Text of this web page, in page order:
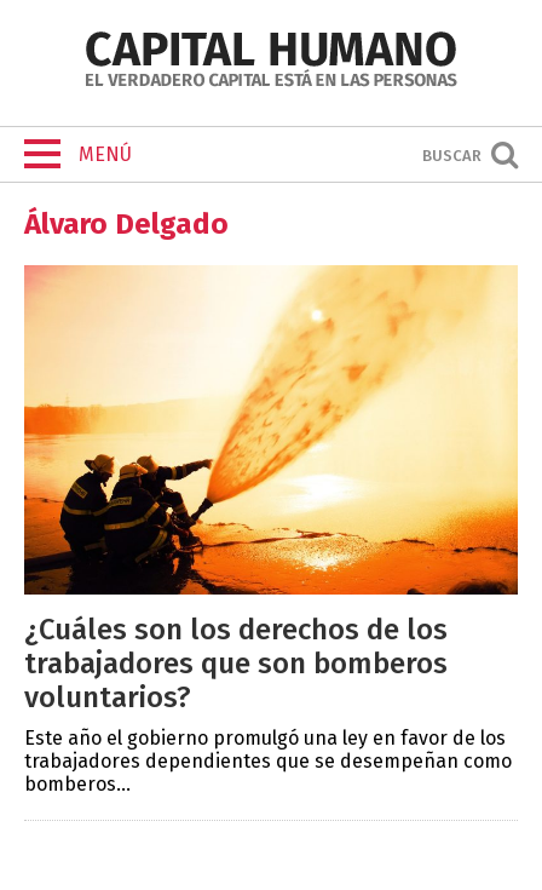
MENÚ BUSCAR
Álvaro Delgado
¿Cuáles son los derechos de los
trabajadores que son bomberos
voluntarios?
Este año el gobierno promulgó una ley en favor de los
trabajadores dependientes que se desempeñan como
bomberos...